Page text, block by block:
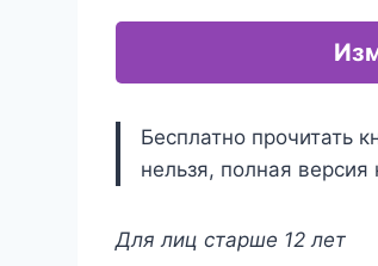
Бесплатно прочитать
нельзя, полная версия
Для лиц старше 12 лет